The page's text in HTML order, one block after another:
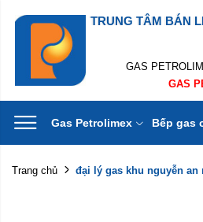
TRUNG TÂM BÁN
GAS
GAS
Gas Petrolimex Bếp gas
Trang chủ đại lý gas khu nguyễn an